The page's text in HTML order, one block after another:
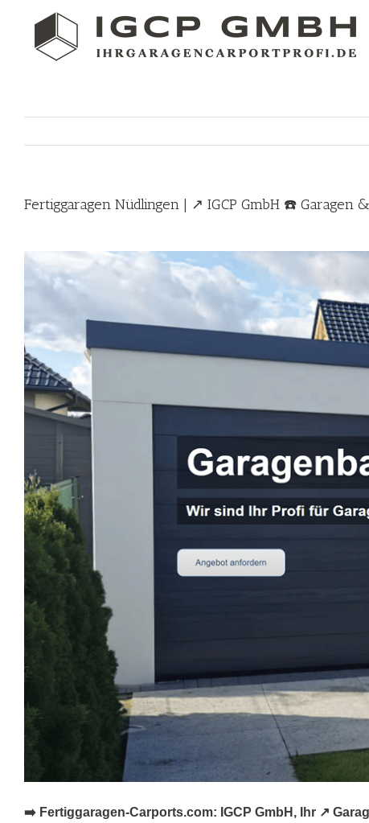
content
Fertiggaragen Nüdlingen | ↗️ IGCP GmbH ☎️ Garagen
➡️ Fertiggaragen-Carports.com: IGCP GmbH, Ihr ↗️